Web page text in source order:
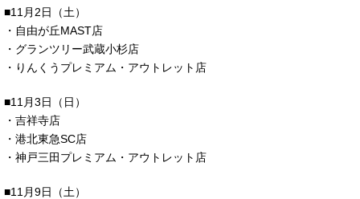
■11月2日（土）
・自由が丘MAST店
・グランツリー武蔵小杉店
・りんくうプレミアム・アウトレット店
■11月3日（日）
・吉祥寺店
・港北東急SC店
・神戸三田プレミアム・アウトレット店
■11月9日（土）